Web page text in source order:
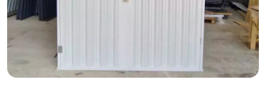
Цикл сборки-разборки контейнера можно повторять
многократно
При многократном цикле сборки-разборки
конструкция не теряет своих эксплуатационных
свойств